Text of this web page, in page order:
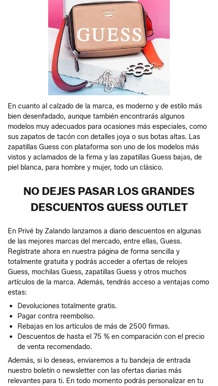
En cuanto al calzado de la marca, es moderno y de estilo más
bien desenfadado, aunque también encontrarás algunos
modelos muy adecuados para ocasiones más especiales, como
sus zapatos de tacón con detalles joya o sus botas altas. Las
zapatillas Guess con plataforma son uno de los modelos más
vistos y aclamados de la firma y las zapatillas Guess bajas, de
piel blanca, para hombre y mujer, todo un clásico.
NO DEJES PASAR LOS GRANDES
DESCUENTOS GUESS OUTLET
En Privé by Zalando lanzamos a diario descuentos en algunas
de las mejores marcas del mercado, entre ellas, Guess.
Regístrate ahora en nuestra página de forma sencilla y
totalmente gratuita y podrás acceder a ofertas de relojes
Guess, mochilas Guess, zapatillas Guess y otros muchos
artículos de la marca. Además, tendrás acceso a ventajas como
estas:
Devoluciones totalmente gratis.
Pagar contra reembolso.
Rebajas en los artículos de más de 2500 firmas.
Descuentos de hasta el 75 % en comparación con el precio
de venta recomendado.
Además, si lo deseas, enviaremos a tu bandeja de entrada
nuestro boletín o newsletter con las ofertas diarias más
relevantes para ti. En todo momento podrás personalizar en tu